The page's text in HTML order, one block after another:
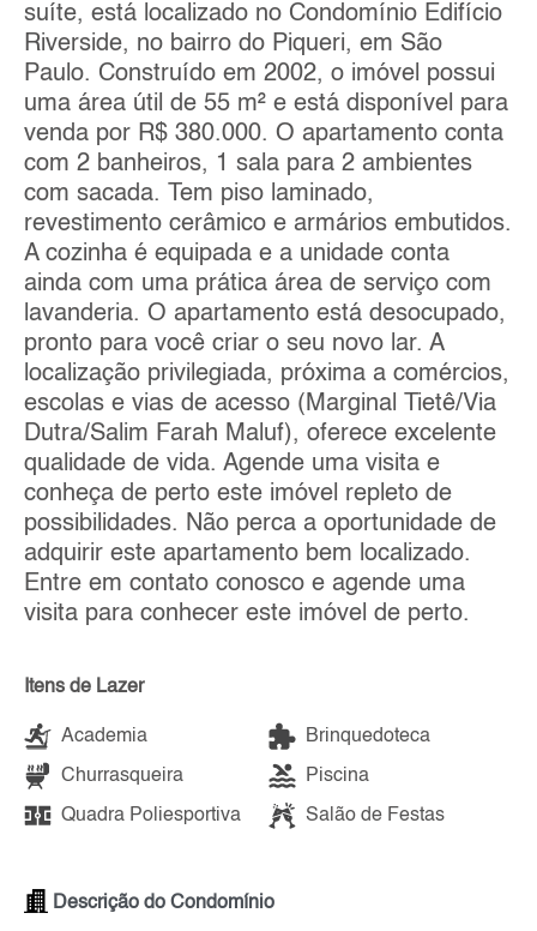
suíte, está localizado no Condomínio Edifício
Riverside, no bairro do Piqueri, em São
Paulo. Construído em 2002, o imóvel possui
uma área útil de 55 m² e está disponível para
venda por R$ 380.000. O apartamento conta
com 2 banheiros, 1 sala para 2 ambientes
com sacada. Tem piso laminado,
revestimento cerâmico e armários embutidos.
A cozinha é equipada e a unidade conta
ainda com uma prática área de serviço com
lavanderia. O apartamento está desocupado,
pronto para você criar o seu novo lar. A
localização privilegiada, próxima a comércios,
escolas e vias de acesso (Marginal Tietê/Via
Dutra/Salim Farah Maluf), oferece excelente
qualidade de vida. Agende uma visita e
conheça de perto este imóvel repleto de
possibilidades. Não perca a oportunidade de
adquirir este apartamento bem localizado.
Entre em contato conosco e agende uma
visita para conhecer este imóvel de perto.
Itens de Lazer
Academia Brinquedoteca
Churrasqueira Piscina
Quadra Poliesportiva Salão de Festas
Descrição do Condomínio